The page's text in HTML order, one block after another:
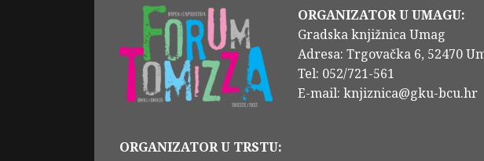
ORGANIZATOR U UMAGU:
Gradska knjižnica Umag
Adresa: Trgovačka 6, 52470
Tel: 052/721-561
E-mail: knjiznica@gku-bcu.hr
ORGANIZATOR U TRSTU: